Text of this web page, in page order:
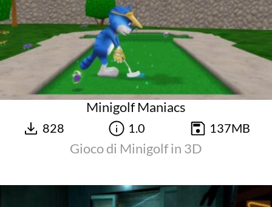
Minigolf Maniacs
828 1.0 137MB
Gioco di Minigolf in 3D